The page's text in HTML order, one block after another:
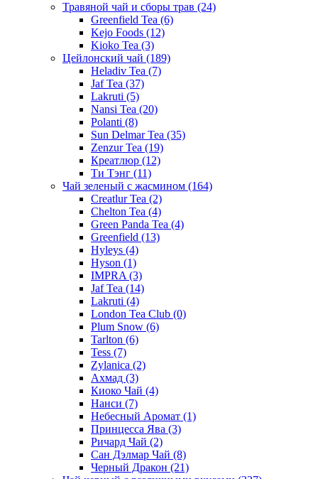
Травяной чай и сборы трав (24)
Greenfield Tea (6)
Kejo Foods (12)
Kioko Tea (3)
Цейлонский чай (189)
Heladiv Tea (7)
Jaf Tea (37)
Lakruti (5)
Nansi Tea (20)
Polanti (8)
Sun Delmar Tea (35)
Zenzur Tea (19)
Креатлюр (12)
Ти Тэнг (11)
Чай зеленый с жасмином (164)
Creatlur Tea (2)
Chelton Tea (4)
Green Panda Tea (4)
Greenfield (13)
Hyleys (4)
Hyson (1)
IMPRA (3)
Jaf Tea (14)
Lakruti (4)
London Tea Club (0)
Plum Snow (6)
Tarlton (6)
Tess (7)
Zylanica (2)
Ахмад (3)
Киоко Чай (4)
Нанси (7)
Небесный Аромат (1)
Принцесса Ява (3)
Ричард Чай (2)
Сан Дэлмар Чай (8)
Черный Дракон (21)